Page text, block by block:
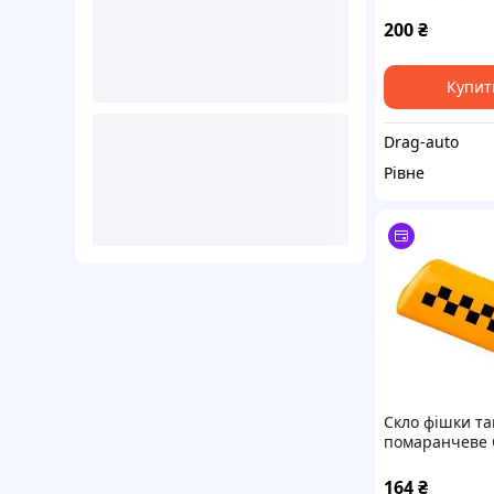
декор у
панель
200₴
Drag-auto
Рівне
Скло фішки
помаранчеве
164₴